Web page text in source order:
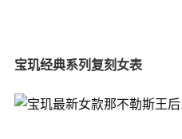
宝玑经典系列复刻女表